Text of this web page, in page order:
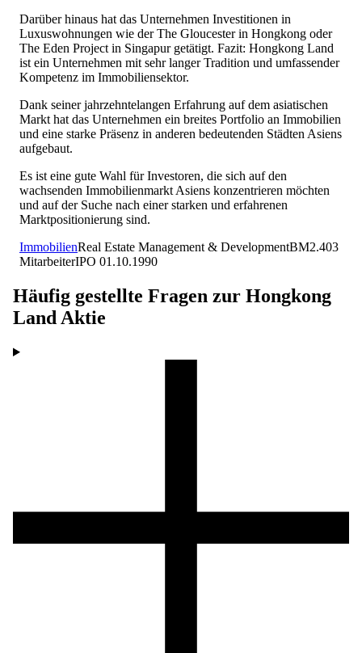
Darüber hinaus hat das Unternehmen Investitionen in
Luxuswohnungen wie der The Gloucester in Hongkong oder
The Eden Project in Singapur getätigt. Fazit: Hongkong Land
ist ein Unternehmen mit sehr langer Tradition und umfassender
Kompetenz im Immobiliensektor.
Dank seiner jahrzehntelangen Erfahrung auf dem asiatischen
Markt hat das Unternehmen ein breites Portfolio an Immobilien
und eine starke Präsenz in anderen bedeutenden Städten Asiens
aufgebaut.
Es ist eine gute Wahl für Investoren, die sich auf den
wachsenden Immobilienmarkt Asiens konzentrieren möchten
und auf der Suche nach einer starken und erfahrenen
Marktpositionierung sind.
ImmobilienReal Estate Management & DevelopmentBM2.403
MitarbeiterIPO 01.10.1990
Häufig gestellte Fragen zur Hongkong
Land Aktie